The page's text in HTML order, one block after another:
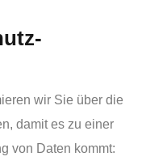
wir Sie über die
damit es zu einer
von Daten kommt: